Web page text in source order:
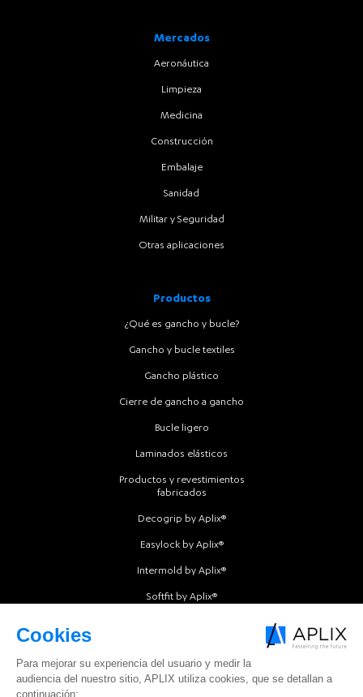
Mercados
Aeronáutica
Limpieza
Medicina
Construcción
Embalaje
Sanidad
Militar y Seguridad
Otras aplicaciones
Productos
¿Qué es gancho y bucle?
Gancho y bucle textiles
Gancho plástico
Cierre de gancho a gancho
Bucle ligero
Laminados elásticos
Productos y revestimientos
fabricados
Decogrip by Aplix®
Easylock by Aplix®
Intermold by Aplix®
Softfit by Aplix®
Texloop by Aplix®